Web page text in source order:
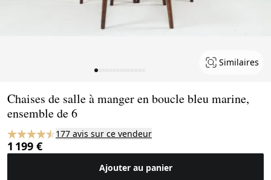
Similaires
Chaises de salle à manger en boucle bleu marine,
ensemble de 6
177 avis sur ce vendeur
1 199 €
Ajouter au panier